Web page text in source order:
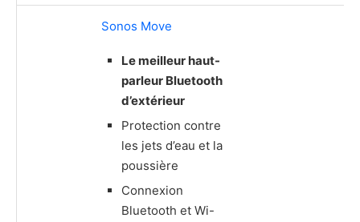
Sonos Move
Le meilleur haut-
parleur Bluetooth
d’extérieur
Protection contre
les jets d’eau et la
poussière
Connexion
Bluetooth et Wi-